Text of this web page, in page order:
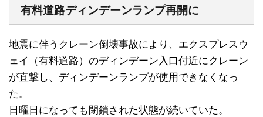
有料道路ディンデーンランプ再開に
地震に伴うクレーン倒壊事故により、エクスプレスウ
ェイ（有料道路）のディンデーン入口付近にクレーン
が直撃し、ディンデーンランプが使用できなくなっ
た。
日曜日になっても閉鎖された状態が続いていた。